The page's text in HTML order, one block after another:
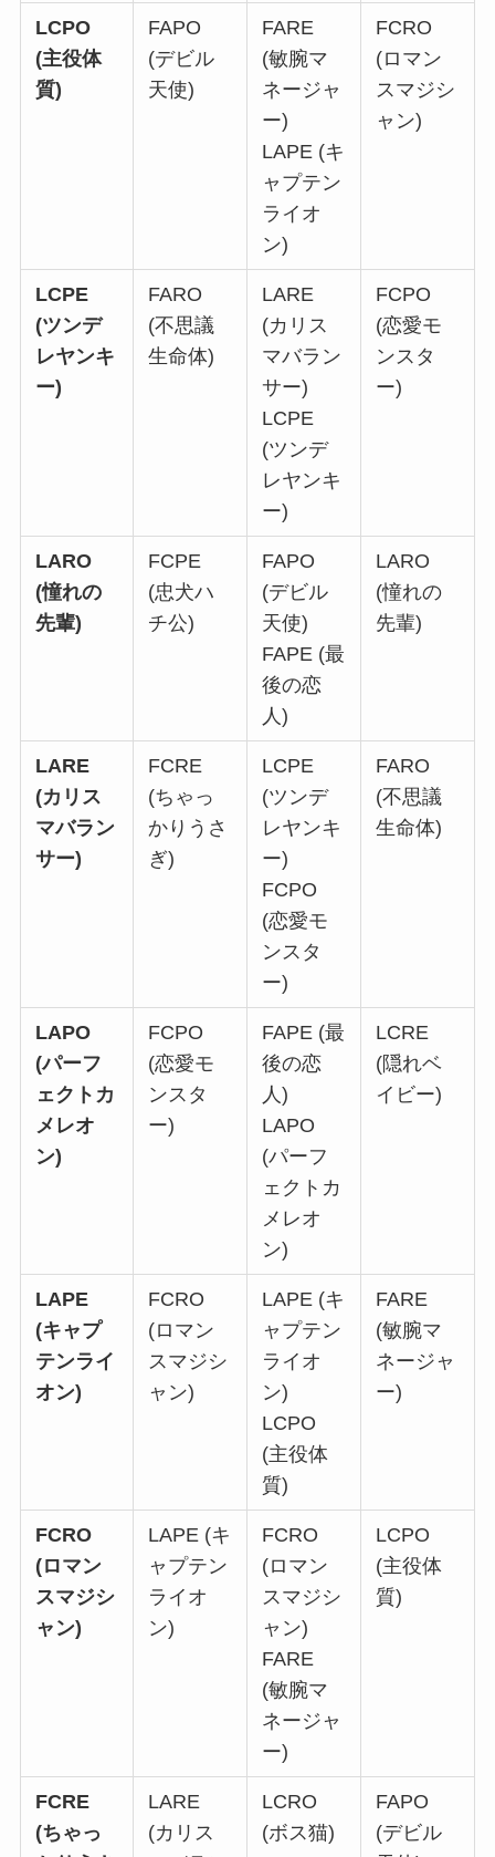
LCPO
(主役体
質)
FAPO
(デビル
天使)
FARE
(敏腕マ
ネージャ
ー)
LAPE (キ
ャプテン
ライオ
ン)
FCRO
(ロマン
スマジシ
ャン)
LCPE
(ツンデ
レヤンキ
ー)
FARO
(不思議
生命体)
LARE
(カリス
マバラン
サー)
LCPE
(ツンデ
レヤンキ
ー)
FCPO
(恋愛モ
ンスタ
ー)
LARO
(憧れの
先輩)
FCPE
(忠犬ハ
チ公)
FAPO
(デビル
天使)
FAPE (最
後の恋
人)
LARO
(憧れの
先輩)
LARE
(カリス
マバラン
サー)
FCRE
(ちゃっ
かりうさ
ぎ)
LCPE
(ツンデ
レヤンキ
ー)
FCPO
(恋愛モ
ンスタ
ー)
FARO
(不思議
生命体)
LAPO
(パーフ
ェクトカ
メレオ
ン)
FCPO
(恋愛モ
ンスタ
ー)
FAPE (最
後の恋
人)
LAPO
(パーフ
ェクトカ
メレオ
ン)
LCRE
(隠れベ
イビー)
LAPE
(キャプ
テンライ
オン)
FCRO
(ロマン
スマジシ
ャン)
LAPE (キ
ャプテン
ライオ
ン)
LCPO
(主役体
質)
FARE
(敏腕マ
ネージャ
ー)
FCRO
(ロマン
スマジシ
ャン)
LAPE (キ
ャプテン
ライオ
ン)
FCRO
(ロマン
スマジシ
ャン)
FARE
(敏腕マ
ネージャ
ー)
LCPO
(主役体
質)
FCRE
(ちゃっ
LARE
(カリス
LCRO
(ボス猫)
FAPO
(デビル